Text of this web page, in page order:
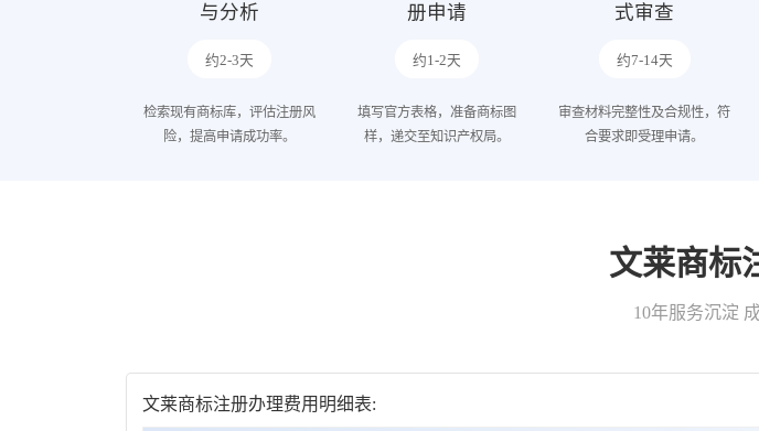
与分析
约2-3天
检索现有商标库，评估注册风
险，提高申请成功率。
册申请
约1-2天
填写官方表格，准备商标图
样，递交至知识产权局。
式审查
约7-14天
审查材料完整性及合规性，符
合要求即受理申请。
文莱商标
10年服务沉淀
文莱商标注册办理费用明细表: